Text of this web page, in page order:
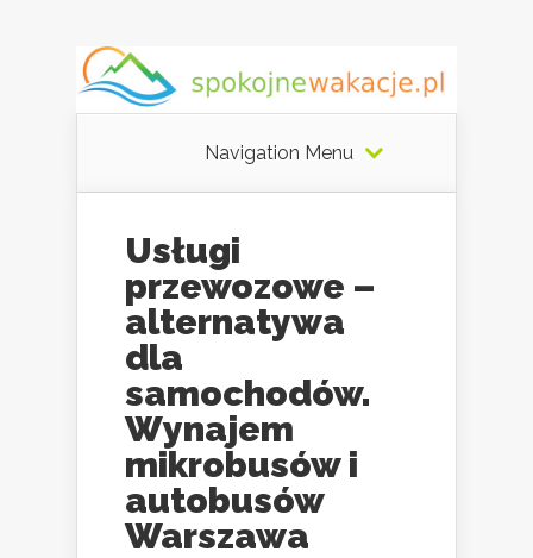
Navigation Menu
Usługi
przewozowe –
alternatywa
dla
samochodów.
Wynajem
mikrobusów i
autobusów
Warszawa